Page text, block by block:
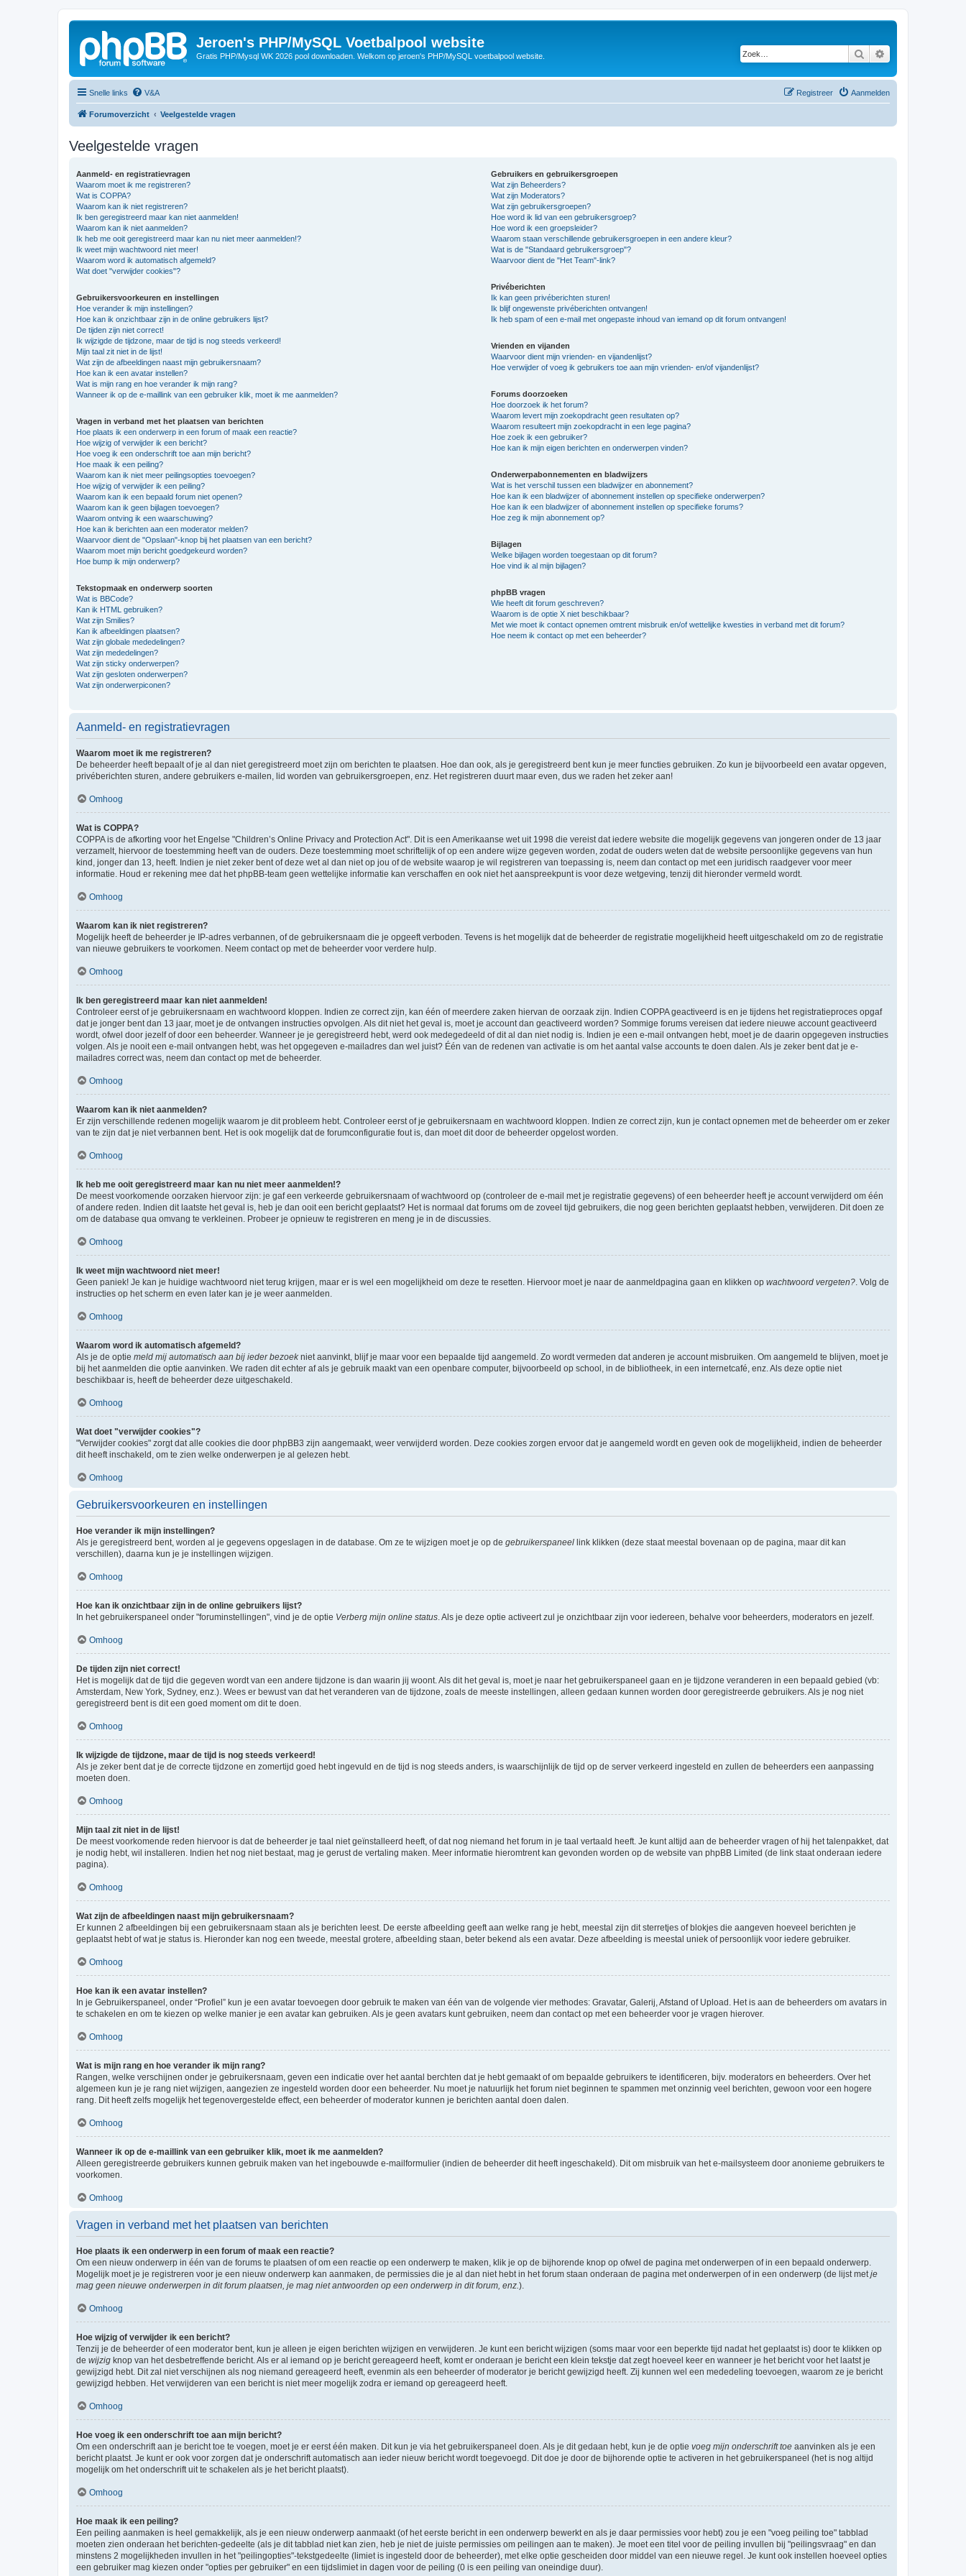
Jeroen's PHP/MySQL Voetbalpool website
Gratis PHP/Mysql WK 2026 pool downloaden. Welkom op jeroen's PHP/MySQL voetbalpool website. Zoek
Snelle links V&A Aanmelden
Registreer
Forumoverzicht Veelgestelde vragen
Veelgestelde vragen
Aanmeld- en registratievragen
Waarom moet ik me registreren?
Wat is COPPA?
Waarom kan ik niet registreren?
Ik ben geregistreerd maar kan niet aanmelden!
Waarom kan ik niet aanmelden?
Ik heb me ooit geregistreerd maar kan nu niet meer aanmelden!?
Ik weet mijn wachtwoord niet meer!
Waarom word ik automatisch afgemeld?
Wat doet "verwijder cookies"?
Gebruikersvoorkeuren en instellingen
Hoe verander ik mijn instellingen?
Hoe kan ik onzichtbaar zijn in de online gebruikers lijst?
De tijden zijn niet correct!
Ik wijzigde de tijdzone, maar de tijd is nog steeds verkeerd!
Mijn taal zit niet in de lijst!
Wat zijn de afbeeldingen naast mijn gebruikersnaam?
Hoe kan ik een avatar instellen?
Wat is mijn rang en hoe verander ik mijn rang?
Wanneer ik op de e-maillink van een gebruiker klik, moet ik me aanmelden?
Vragen in verband met het plaatsen van berichten
Hoe plaats ik een onderwerp in een forum of maak een reactie?
Hoe wijzig of verwijder ik een bericht?
Hoe voeg ik een onderschrift toe aan mijn bericht?
Hoe maak ik een peiling?
Waarom kan ik niet meer peilingsopties toevoegen?
Hoe wijzig of verwijder ik een peiling?
Waarom kan ik een bepaald forum niet openen?
Waarom kan ik geen bijlagen toevoegen?
Waarom ontving ik een waarschuwing?
Hoe kan ik berichten aan een moderator melden?
Waarvoor dient de "Opslaan"-knop bij het plaatsen van een bericht?
Waarom moet mijn bericht goedgekeurd worden?
Hoe bump ik mijn onderwerp?
Tekstopmaak en onderwerp soorten
Wat is BBCode?
Kan ik HTML gebruiken?
Wat zijn Smilies?
Kan ik afbeeldingen plaatsen?
Wat zijn globale mededelingen?
Wat zijn mededelingen?
Wat zijn sticky onderwerpen?
Wat zijn gesloten onderwerpen?
Wat zijn onderwerpiconen?
Gebruikers en gebruikersgroepen
Wat zijn Beheerders?
Wat zijn Moderators?
Wat zijn gebruikersgroepen?
Hoe word ik lid van een gebruikersgroep?
Hoe word ik een groepsleider?
Waarom staan verschillende gebruikersgroepen in een andere kleur?
Wat is de "Standaard gebruikersgroep"?
Waarvoor dient de "Het Team"-link?
Privéberichten
Ik kan geen privéberichten sturen!
Ik blijf ongewenste privéberichten ontvangen!
Ik heb spam of een e-mail met ongepaste inhoud van iemand op dit forum ontvangen!
Vrienden en vijanden
Waarvoor dient mijn vrienden- en vijandenlijst?
Hoe verwijder of voeg ik gebruikers toe aan mijn vrienden- en/of vijandenlijst?
Forums doorzoeken
Hoe doorzoek ik het forum?
Waarom levert mijn zoekopdracht geen resultaten op?
Waarom resulteert mijn zoekopdracht in een lege pagina?
Hoe zoek ik een gebruiker?
Hoe kan ik mijn eigen berichten en onderwerpen vinden?
Onderwerpabonnementen en bladwijzers
Wat is het verschil tussen een bladwijzer en abonnement?
Hoe kan ik een bladwijzer of abonnement instellen op specifieke onderwerpen?
Hoe kan ik een bladwijzer of abonnement instellen op specifieke forums?
Hoe zeg ik mijn abonnement op?
Bijlagen
Welke bijlagen worden toegestaan op dit forum?
Hoe vind ik al mijn bijlagen?
phpBB vragen
Wie heeft dit forum geschreven?
Waarom is de optie X niet beschikbaar?
Met wie moet ik contact opnemen omtrent misbruik en/of wettelijke kwesties in verband met dit forum?
Hoe neem ik contact op met een beheerder?
Aanmeld- en registratievragen
Waarom moet ik me registreren?
De beheerder heeft bepaalt of je al dan niet geregistreerd moet zijn om berichten te plaatsen. Hoe dan ook, als je geregistreerd bent kun je meer functies gebruiken. Zo kun je bijvoorbeeld een avatar opgeven,
privéberichten sturen, andere gebruikers e-mailen, lid worden van gebruikersgroepen, enz. Het registreren duurt maar even, dus we raden het zeker aan!
Omhoog
Wat is COPPA?
COPPA is de afkorting voor het Engelse "Children’s Online Privacy and Protection Act". Dit is een Amerikaanse wet uit 1998 die vereist dat iedere website die mogelijk gegevens van jongeren onder de 13 jaar
verzamelt, hiervoor de toestemming heeft van de ouders. Deze toestemming moet schriftelijk of op een andere wijze gegeven worden, zodat de ouders weten dat de website persoonlijke gegevens van hun
kind, jonger dan 13, heeft. Indien je niet zeker bent of deze wet al dan niet op jou of de website waarop je wil registreren van toepassing is, neem dan contact op met een juridisch raadgever voor meer
informatie. Houd er rekening mee dat het phpBB-team geen wettelijke informatie kan verschaffen en ook niet het aanspreekpunt is voor deze wetgeving, tenzij dit hieronder vermeld wordt.
Omhoog
Waarom kan ik niet registreren?
Mogelijk heeft de beheerder je IP-adres verbannen, of de gebruikersnaam die je opgeeft verboden. Tevens is het mogelijk dat de beheerder de registratie mogelijkheid heeft uitgeschakeld om zo de registratie
van nieuwe gebruikers te voorkomen. Neem contact op met de beheerder voor verdere hulp.
Omhoog
Ik ben geregistreerd maar kan niet aanmelden!
Controleer eerst of je gebruikersnaam en wachtwoord kloppen. Indien ze correct zijn, kan één of meerdere zaken hiervan de oorzaak zijn. Indien COPPA geactiveerd is en je tijdens het registratieproces opgaf
dat je jonger bent dan 13 jaar, moet je de ontvangen instructies opvolgen. Als dit niet het geval is, moet je account dan geactiveerd worden? Sommige forums vereisen dat iedere nieuwe account geactiveerd
wordt, ofwel door jezelf of door een beheerder. Wanneer je je geregistreerd hebt, werd ook medegedeeld of dit al dan niet nodig is. Indien je een e-mail ontvangen hebt, moet je de daarin opgegeven instructies
volgen. Als je nooit een e-mail ontvangen hebt, was het opgegeven e-mailadres dan wel juist? Één van de redenen van activatie is om het aantal valse accounts te doen dalen. Als je zeker bent dat je e-
mailadres correct was, neem dan contact op met de beheerder.
Omhoog
Waarom kan ik niet aanmelden?
Er zijn verschillende redenen mogelijk waarom je dit probleem hebt. Controleer eerst of je gebruikersnaam en wachtwoord kloppen. Indien ze correct zijn, kun je contact opnemen met de beheerder om er zeker
van te zijn dat je niet verbannen bent. Het is ook mogelijk dat de forumconfiguratie fout is, dan moet dit door de beheerder opgelost worden.
Omhoog
Ik heb me ooit geregistreerd maar kan nu niet meer aanmelden!?
De meest voorkomende oorzaken hiervoor zijn: je gaf een verkeerde gebruikersnaam of wachtwoord op (controleer de e-mail met je registratie gegevens) of een beheerder heeft je account verwijderd om één
of andere reden. Indien dit laatste het geval is, heb je dan ooit een bericht geplaatst? Het is normaal dat forums om de zoveel tijd gebruikers, die nog geen berichten geplaatst hebben, verwijderen. Dit doen ze
om de database qua omvang te verkleinen. Probeer je opnieuw te registreren en meng je in de discussies.
Omhoog
Ik weet mijn wachtwoord niet meer!
Geen paniek! Je kan je huidige wachtwoord niet terug krijgen, maar er is wel een mogelijkheid om deze te resetten. Hiervoor moet je naar de aanmeldpagina gaan en klikken op wachtwoord vergeten? . Volg de
instructies op het scherm en even later kan je je weer aanmelden.
Omhoog
Waarom word ik automatisch afgemeld?
Als je de optie meld mij automatisch aan bij ieder bezoekniet aanvinkt, blijf je maar voor een bepaalde tijd aangemeld. Zo wordt vermeden dat anderen je account misbruiken. Om aangemeld te blijven, moet je
bij het aanmelden die optie aanvinken. We raden dit echter af als je gebruik maakt van een openbare computer, bijvoorbeeld op school, in de bibliotheek, in een internetcafé, enz. Als deze optie niet
beschikbaar is, heeft de beheerder deze uitgeschakeld.
Omhoog
Wat doet "verwijder cookies"?
"Verwijder cookies" zorgt dat alle cookies die door phpBB3 zijn aangemaakt, weer verwijderd worden. Deze cookies zorgen ervoor dat je aangemeld wordt en geven ook de mogelijkheid, indien de beheerder
dit heeft inschakeld, om te zien welke onderwerpen je al gelezen hebt.
Omhoog
Gebruikersvoorkeuren en instellingen
Hoe verander ik mijn instellingen?
Als je geregistreerd bent, worden al je gegevens opgeslagen in de database. Om ze te wijzigen moet je op de gebruikerspaneel link klikken (deze staat meestal bovenaan op de pagina, maar dit kan
verschillen), daarna kun je je instellingen wijzigen.
Omhoog
Hoe kan ik onzichtbaar zijn in de online gebruikers lijst?
In het gebruikerspaneel onder "foruminstellingen", vind je de optie Verberg mijn online status . Als je deze optie activeert zul je onzichtbaar zijn voor iedereen, behalve voor beheerders, moderators en jezelf.
Omhoog
De tijden zijn niet correct!
Het is mogelijk dat de tijd die gegeven wordt van een andere tijdzone is dan waarin jij woont. Als dit het geval is, moet je naar het gebruikerspaneel gaan en je tijdzone veranderen in een bepaald gebied (vb:
Amsterdam, New York, Sydney, enz.). Wees er bewust van dat het veranderen van de tijdzone, zoals de meeste instellingen, alleen gedaan kunnen worden door geregistreerde gebruikers. Als je nog niet
geregistreerd bent is dit een goed moment om dit te doen.
Omhoog
Ik wijzigde de tijdzone, maar de tijd is nog steeds verkeerd!
Als je zeker bent dat je de correcte tijdzone en zomertijd goed hebt ingevuld en de tijd is nog steeds anders, is waarschijnlijk de tijd op de server verkeerd ingesteld en zullen de beheerders een aanpassing
moeten doen.
Omhoog
Mijn taal zit niet in de lijst!
De meest voorkomende reden hiervoor is dat de beheerder je taal niet geïnstalleerd heeft, of dat nog niemand het forum in je taal vertaald heeft. Je kunt altijd aan de beheerder vragen of hij het talenpakket, dat
je nodig hebt, wil installeren. Indien het nog niet bestaat, mag je gerust de vertaling maken. Meer informatie hieromtrent kan gevonden worden op de website van phpBB Limited (de link staat onderaan iedere
pagina).
Omhoog
Wat zijn de afbeeldingen naast mijn gebruikersnaam?
Er kunnen 2 afbeeldingen bij een gebruikersnaam staan als je berichten leest. De eerste afbeelding geeft aan welke rang je hebt, meestal zijn dit sterretjes of blokjes die aangeven hoeveel berichten je
geplaatst hebt of wat je status is. Hieronder kan nog een tweede, meestal grotere, afbeelding staan, beter bekend als een avatar. Deze afbeelding is meestal uniek of persoonlijk voor iedere gebruiker.
Omhoog
Hoe kan ik een avatar instellen?
In je Gebruikerspaneel, onder “Profiel” kun je een avatar toevoegen door gebruik te maken van één van de volgende vier methodes: Gravatar, Galerij, Afstand of Upload. Het is aan de beheerders om avatars in
te schakelen en om te kiezen op welke manier je een avatar kan gebruiken. Als je geen avatars kunt gebruiken, neem dan contact op met een beheerder voor je vragen hierover.
Omhoog
Wat is mijn rang en hoe verander ik mijn rang?
Rangen, welke verschijnen onder je gebruikersnaam, geven een indicatie over het aantal berchten dat je hebt gemaakt of om bepaalde gebruikers te identificeren, bijv. moderators en beheerders. Over het
algemeen kun je je rang niet wijzigen, aangezien ze ingesteld worden door een beheerder. Nu moet je natuurlijk het forum niet beginnen te spammen met onzinnig veel berichten, gewoon voor een hogere
rang. Dit heeft zelfs mogelijk het tegenovergestelde effect, een beheerder of moderator kunnen je berichten aantal doen dalen.
Omhoog
Wanneer ik op de e-maillink van een gebruiker klik, moet ik me aanmelden?
Alleen geregistreerde gebruikers kunnen gebruik maken van het ingebouwde e-mailformulier (indien de beheerder dit heeft ingeschakeld). Dit om misbruik van het e-mailsysteem door anonieme gebruikers te
voorkomen.
Omhoog
Vragen in verband met het plaatsen van berichten
Hoe plaats ik een onderwerp in een forum of maak een reactie?
Om een nieuw onderwerp in één van de forums te plaatsen of om een reactie op een onderwerp te maken, klik je op de bijhorende knop op ofwel de pagina met onderwerpen of in een bepaald onderwerp.
Mogelijk moet je je registreren voor je een nieuw onderwerp kan aanmaken, de permissies die je al dan niet hebt in het forum staan onderaan de pagina met onderwerpen of in een onderwerp (de lijst met je
mag geen nieuwe onderwerpen in dit forum plaatsen, je mag niet antwoorden op een onderwerp in dit forum, enz. ).
Omhoog
Hoe wijzig of verwijder ik een bericht?
Tenzij je de beheerder of een moderator bent, kun je alleen je eigen berichten wijzigen en verwijderen. Je kunt een bericht wijzigen (soms maar voor een beperkte tijd nadat het geplaatst is) door te klikken op
de wijzig knop van het desbetreffende bericht. Als er al iemand op je bericht gereageerd heeft, komt er onderaan je bericht een klein tekstje dat zegt hoeveel keer en wanneer je het bericht voor het laatst je
gewijzigd hebt. Dit zal niet verschijnen als nog niemand gereageerd heeft, evenmin als een beheerder of moderator je bericht gewijzigd heeft. Zij kunnen wel een mededeling toevoegen, waarom ze je bericht
gewijzigd hebben. Het verwijderen van een bericht is niet meer mogelijk zodra er iemand op gereageerd heeft.
Omhoog
Hoe voeg ik een onderschrift toe aan mijn bericht?
Om een onderschrift aan je bericht toe te voegen, moet je er eerst één maken. Dit kun je via het gebruikerspaneel doen. Als je dit gedaan hebt, kun je de optie voeg mijn onderschrift toe aanvinken als je een
bericht plaatst. Je kunt er ook voor zorgen dat je onderschrift automatisch aan ieder nieuw bericht wordt toegevoegd. Dit doe je door de bijhorende optie te activeren in het gebruikerspaneel (het is nog altijd
mogelijk om het onderschrift uit te schakelen als je het bericht plaatst).
Omhoog
Hoe maak ik een peiling?
Een peiling aanmaken is heel gemakkelijk, als je een nieuw onderwerp aanmaakt (of het eerste bericht in een onderwerp bewerkt en als je daar permissies voor hebt) zou je een "voeg peiling toe" tabblad
moeten zien onderaan het berichten-gedeelte (als je dit tabblad niet kan zien, heb je niet de juiste permissies om peilingen aan te maken). Je moet een titel voor de peiling invullen bij "peilingsvraag" en dan
minstens 2 mogelijkheden invullen in het "peilingopties"-tekstgedeelte (limiet is ingesteld door de beheerder), met elke optie gescheiden door middel van een nieuwe regel. Je kunt ook instellen hoeveel opties
een gebruiker mag kiezen onder "opties per gebruiker" en een tijdslimiet in dagen voor de peiling (0 is een peiling van oneindige duur).